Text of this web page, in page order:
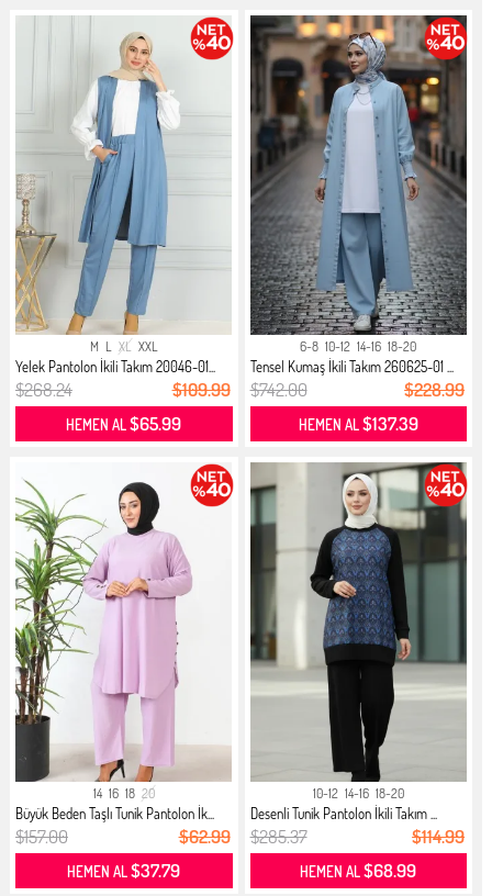
M L XL XXL
Yelek Pantolon İkili Takım 20046-01...
$268.24 $109.99
HEMEN AL$65.99
6-8 10-12 14-16 18-20
Tensel Kumaş İkili Takım 260625-01 ...
$742.00 $228.99
HEMEN AL$137.39
14 16 18 20
Büyük Beden Taşlı Tunik Pantolon İk...
$157.00 $62.99
HEMEN AL$37.79
10-12 14-16 18-20
Desenli Tunik Pantolon İkili Takım ...
$285.37 $114.99
HEMEN AL$68.99